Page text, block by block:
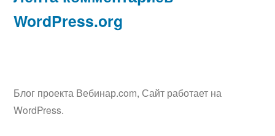
WordPress.org
Блог проекта Вебинар.com, Сайт работает на
WordPress.